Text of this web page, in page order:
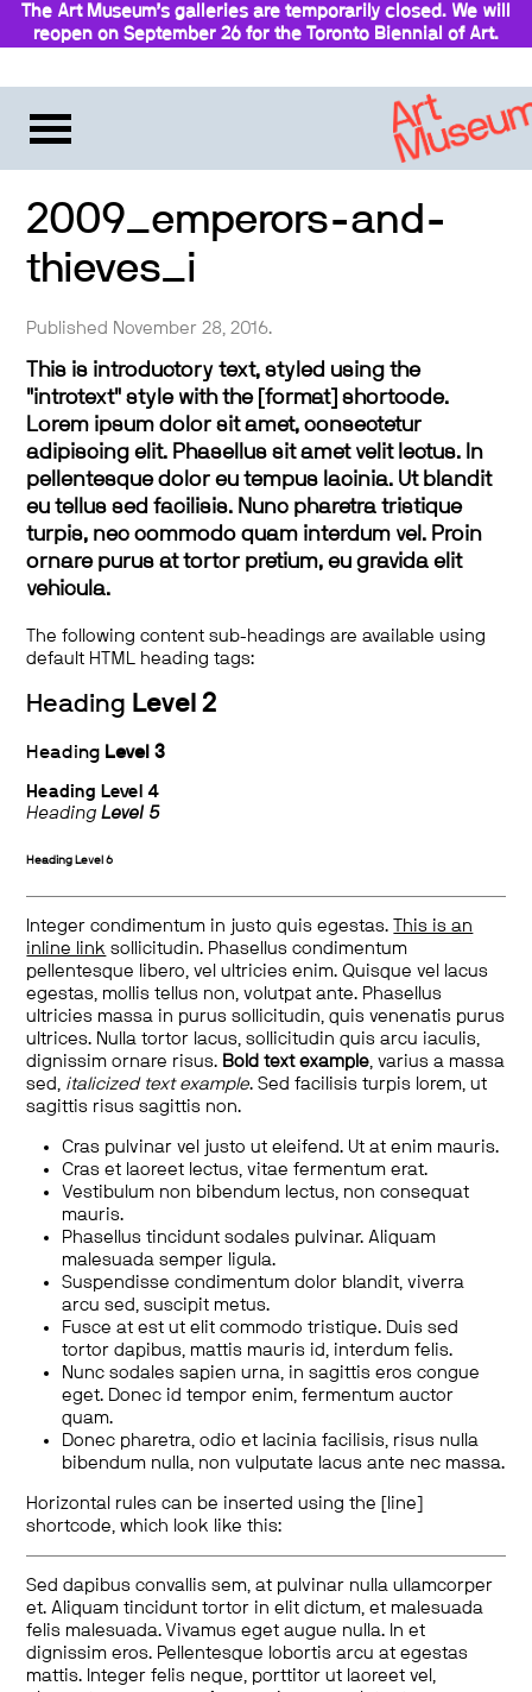
The Art Museum’s galleries are temporarily closed. We will
reopen on September 26 for the Toronto Biennial of Art.
2009_emperors-and-
thieves_i
Published November 28, 2016.
This is introductory text, styled using the
"introtext" style with the [format] shortcode.
Lorem ipsum dolor sit amet, consectetur
adipiscing elit. Phasellus sit amet velit lectus. In
pellentesque dolor eu tempus lacinia. Ut blandit
eu tellus sed facilisis. Nunc pharetra tristique
turpis, nec commodo quam interdum vel. Proin
ornare purus at tortor pretium, eu gravida elit
vehicula.
The following content sub-headings are available using
default HTML heading tags:
Heading Level 2
Heading Level 3
Heading Level 4
HeadingLevel 5
Heading Level 6
Integer condimentum in justo quis egestas.
This is an
inline link sollicitudin. Phasellus condimentum
pellentesque libero, vel ultricies enim. Quisque vel lacus
egestas, mollis tellus non, volutpat ante. Phasellus
ultricies massa in purus sollicitudin, quis venenatis purus
ultrices. Nulla tortor lacus, sollicitudin quis arcu iaculis,
dignissim ornare risus. Bold text example, varius a massa
sed, italicized text example. Sed facilisis turpis lorem, ut
sagittis risus sagittis non.
Cras pulvinar vel justo ut eleifend. Ut at enim mauris.
Cras et laoreet lectus, vitae fermentum erat.
Vestibulum non bibendum lectus, non consequat
mauris.
Phasellus tincidunt sodales pulvinar. Aliquam
malesuada semper ligula.
Suspendisse condimentum dolor blandit, viverra
arcu sed, suscipit metus.
Fusce at est ut elit commodo tristique. Duis sed
tortor dapibus, mattis mauris id, interdum felis.
Nunc sodales sapien urna, in sagittis eros congue
eget. Donec id tempor enim, fermentum auctor
quam.
Donec pharetra, odio et lacinia facilisis, risus nulla
bibendum nulla, non vulputate lacus ante nec massa.
Horizontal rules can be inserted using the [line]
shortcode, which look like this:
Sed dapibus convallis sem, at pulvinar nulla ullamcorper
et. Aliquam tincidunt tortor in elit dictum, et malesuada
felis malesuada. Vivamus eget augue nulla. In et
dignissim eros. Pellentesque lobortis arcu at egestas
mattis. Integer felis neque, porttitor ut laoreet vel,